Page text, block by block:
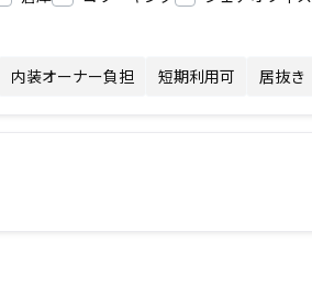
内装オーナー負担 短期利用可 居抜き